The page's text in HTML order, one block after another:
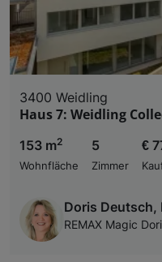
3400 Weidling
Haus 7: Weidling
153 m2
Wohnfläche
5
Zimmer
€
Doris Deutsch,
REMAX Magic